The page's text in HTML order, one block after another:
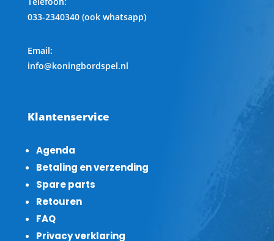
033-2340340 (ook whatsapp)
Email:
info@koningbordspel.nl
Klantenservice
Agenda
Betaling en verzending
Spare parts
Retouren
FAQ
Privacy verklaring